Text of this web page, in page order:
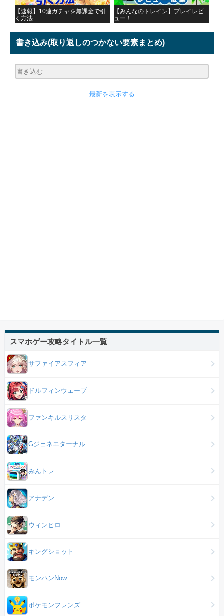
【速報】10連ガチャを無課金で引
く方法
【みんなのトレイン】プレイレビ
ュー！
書き込み(取り返しのつかない要素まとめ)
最新を表示する
スマホゲー攻略タイトル一覧
サファイアスフィア
ドルフィンウェーブ
ファンキルスリスタ
Gジェネエターナル
みんトレ
アナデン
ウィンヒロ
キングショット
モンハンNow
ポケモンフレンズ